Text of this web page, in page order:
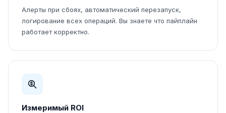
Алерты при сбоях, автоматический перезапуск,
логирование всех операций. Вы знаете что пайплайн
работает корректно.
Измеримый ROI